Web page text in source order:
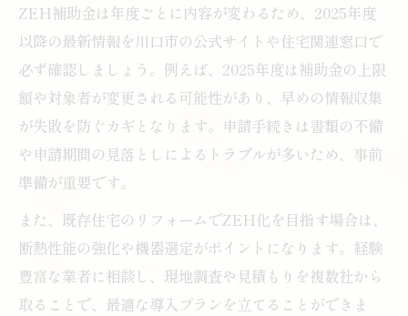
川口市の補助金活用で太陽光費用を抑える
術
太陽光導入を後悔しないための実践ポイント
太陽光導入前に確認すべきZEHの条件と注
意点
信頼できる太陽光業者の選び方と比較基準
太陽光とZEHで注意したい補助金申請の落
とし穴
太陽光発電のデメリットと導入後の対策方
法
ZEH補助金は年度ごとに内容が変わるため、2025年度
以降の最新情報を川口市の公式サイトや住宅関連窓口で
必ず確認しましょう。例えば、2025年度は補助金の上限
額や対象者が変更される可能性があり、早めの情報収集
が失敗を防ぐカギとなります。申請手続きは書類の不備
や申請期間の見落としによるトラブルが多いため、事前
準備が重要です。
また、既存住宅のリフォームでZEH化を目指す場合は、
断熱性能の強化や機器選定がポイントになります。経験
豊富な業者に相談し、現地調査や見積もりを複数社から
取ることで、最適な導入プランを立てることができま